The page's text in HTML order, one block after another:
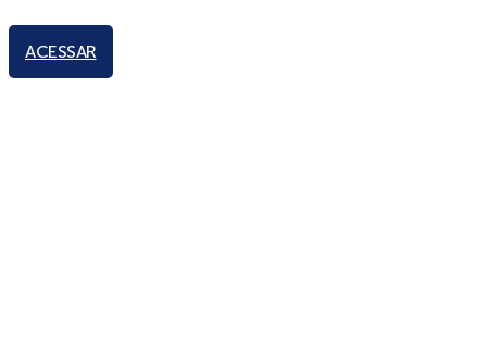
ACESSAR